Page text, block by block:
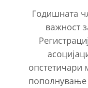
Годишната
важност
опстетичари